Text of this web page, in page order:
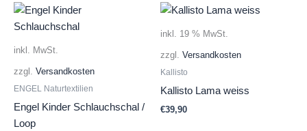
inkl. MwSt.
zzgl. Versandkosten
ENGEL Naturtextilien
Engel Kinder Schlauchschal /
Loop
inkl. 19 % MwSt.
zzgl. Versandkosten
Kallisto
Kallisto Lama weiss
€39,90